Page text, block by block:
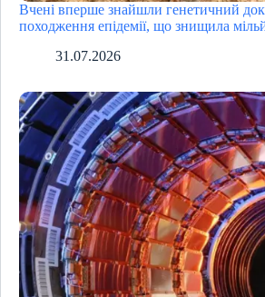
Вчені вперше знайшли генетичний
походження епідемії, що знищила
31.07.2026